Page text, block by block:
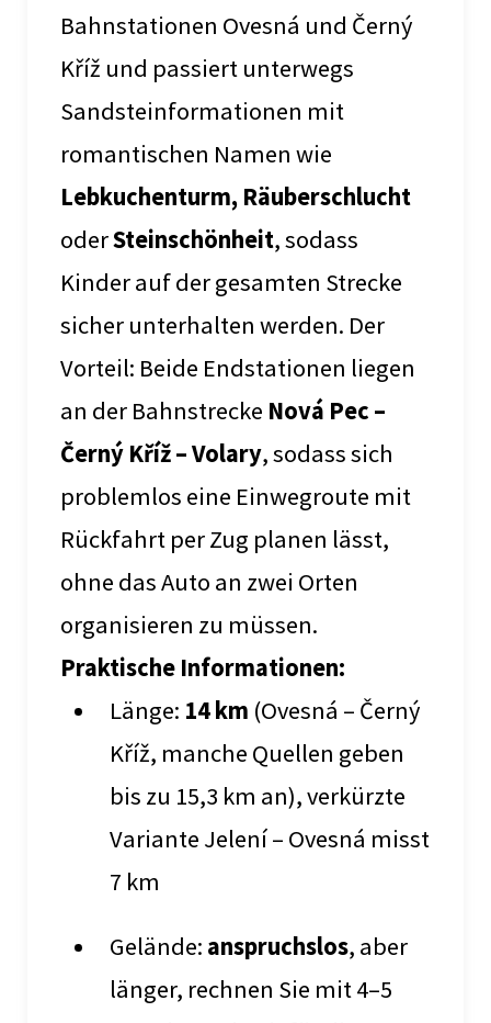
Bahnstationen Ovesná und Černý
Kříž und passiert unterwegs
Sandsteinformationen mit
romantischen Namen wie
Lebkuchenturm, Räuberschlucht
oderSteinschönheit, sodass
Kinder auf der gesamten Strecke
sicher unterhalten werden. Der
Vorteil: Beide Endstationen liegen
an der Bahnstrecke Nová Pec –
Černý Kříž – Volary, sodass sich
problemlos eine Einwegroute mit
Rückfahrt per Zug planen lässt,
ohne das Auto an zwei Orten
organisieren zu müssen.
Praktische Informationen:
Länge: 14 km (Ovesná – Černý
Kříž, manche Quellen geben
bis zu 15,3 km an), verkürzte
Variante Jelení – Ovesná misst
7 km
Gelände: anspruchslos, aber
länger, rechnen Sie mit 4–5